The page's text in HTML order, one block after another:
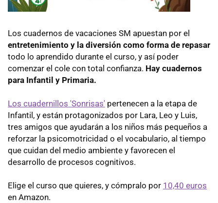
Los cuadernos de vacaciones SM apuestan por el
entretenimiento y la diversión como forma de repasar
todo lo aprendido durante el curso, y así poder
comenzar el cole con total confianza. Hay cuadernos
para Infantil y Primaria.
Los cuadernillos 'Sonrisas' pertenecen a la etapa de
Infantil, y están protagonizados por Lara, Leo y Luis,
tres amigos que ayudarán a los niños más pequeños a
reforzar la psicomotricidad o el vocabulario, al tiempo
que cuidan del medio ambiente y favorecen el
desarrollo de procesos cognitivos.
Elige el curso que quieres, y cómpralo por 10,40 euros
en Amazon.